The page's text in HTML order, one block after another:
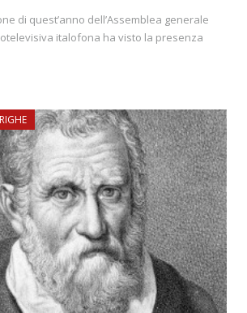
di quest’anno dell’Assemblea generale
italofona ha visto la presenza